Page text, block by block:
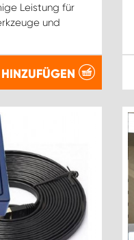
Leistung für
und
HINZUFÜGEN